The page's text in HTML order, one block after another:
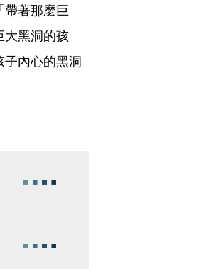
帶著那麼巨
大黑洞的孩
內心的黑洞